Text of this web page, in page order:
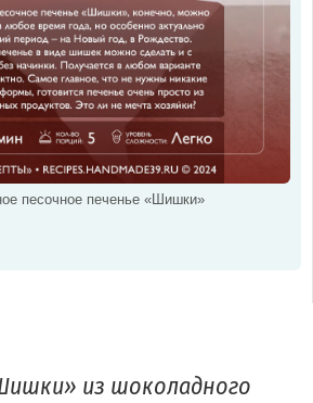
песочное печенье «Шишки»
из шоколадного